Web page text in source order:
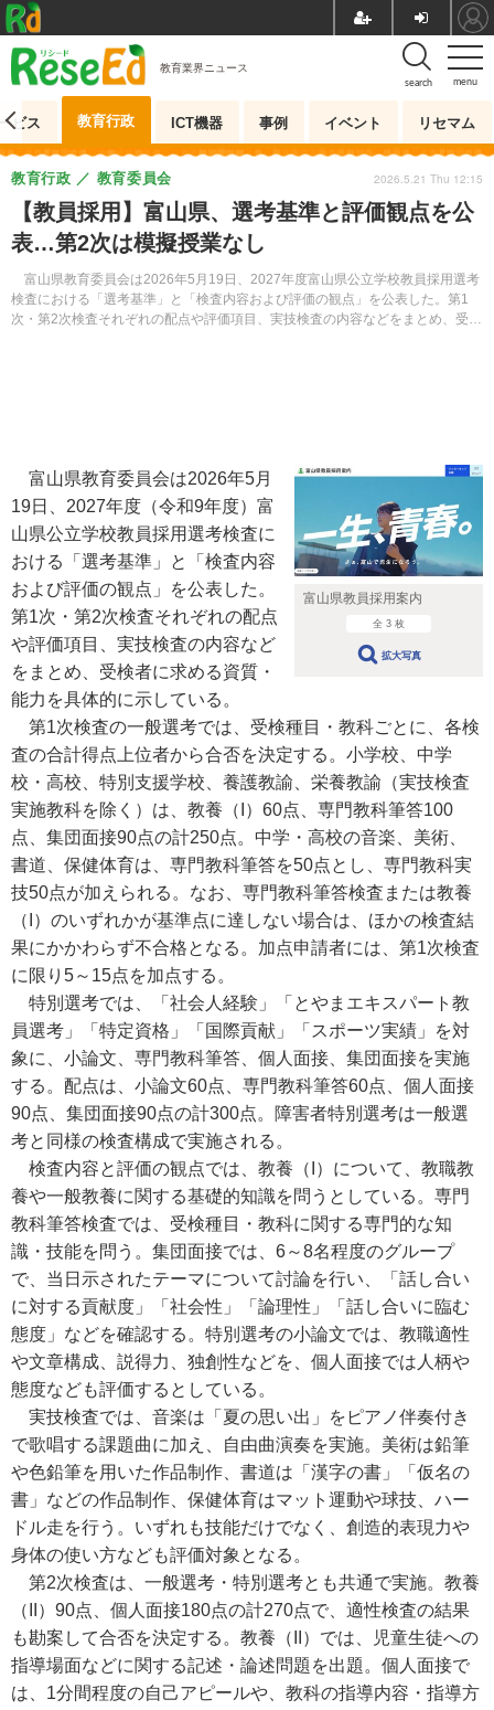
menu
search
教育業界ニュース
ビス 教育行政 ICT機器 事例 イベント リセマム
【教員採用】富山県、選考基準と評価観点を公
表…第2次は模擬授業なし
富山県教育委員会は2026年5月19日、2027年度富山県公立学校教員採用選考
検査における「選考基準」と「検査内容および評価の観点」を公表した。第1
次・第2次検査それぞれの配点や評価項目、実技検査の内容などをまとめ、受検
教育行政 教育委員会 2026.5.21 Thu 12:15
富山県教員採用案内
全 3 枚
拡大写真
富山県教育委員会は2026年5月
19日、2027年度（令和9年度）富
山県公立学校教員採用選考検査に
おける「選考基準」と「検査内容
および評価の観点」を公表した。
第1次・第2次検査それぞれの配点
や評価項目、実技検査の内容など
をまとめ、受検者に求める資質・
能力を具体的に示している。
第1次検査の一般選考では、受検種目・教科ごとに、各検
査の合計得点上位者から合否を決定する。小学校、中学
校・高校、特別支援学校、養護教諭、栄養教諭（実技検査
実施教科を除く）は、教養（I）60点、専門教科筆答100
点、集団面接90点の計250点。中学・高校の音楽、美術、
書道、保健体育は、専門教科筆答を50点とし、専門教科実
技50点が加えられる。なお、専門教科筆答検査または教養
（I）のいずれかが基準点に達しない場合は、ほかの検査結
果にかかわらず不合格となる。加点申請者には、第1次検査
に限り5～15点を加点する。
特別選考では、「社会人経験」「とやまエキスパート教
員選考」「特定資格」「国際貢献」「スポーツ実績」を対
象に、小論文、専門教科筆答、個人面接、集団面接を実施
する。配点は、小論文60点、専門教科筆答60点、個人面接
90点、集団面接90点の計300点。障害者特別選考は一般選
考と同様の検査構成で実施される。
検査内容と評価の観点では、教養（I）について、教職教
養や一般教養に関する基礎的知識を問うとしている。専門
教科筆答検査では、受検種目・教科に関する専門的な知
識・技能を問う。集団面接では、6～8名程度のグループ
で、当日示されたテーマについて討論を行い、「話し合い
に対する貢献度」「社会性」「論理性」「話し合いに臨む
態度」などを確認する。特別選考の小論文では、教職適性
や文章構成、説得力、独創性などを、個人面接では人柄や
態度なども評価するとしている。
実技検査では、音楽は「夏の思い出」をピアノ伴奏付き
で歌唱する課題曲に加え、自由曲演奏を実施。美術は鉛筆
や色鉛筆を用いた作品制作、書道は「漢字の書」「仮名の
書」などの作品制作、保健体育はマット運動や球技、ハー
ドル走を行う。いずれも技能だけでなく、創造的表現力や
身体の使い方なども評価対象となる。
第2次検査は、一般選考・特別選考とも共通で実施。教養
（II）90点、個人面接180点の計270点で、適性検査の結果
も勘案して合否を決定する。教養（II）では、児童生徒への
指導場面などに関する記述・論述問題を出題。個人面接で
は、1分間程度の自己アピールや、教科の指導内容・指導方